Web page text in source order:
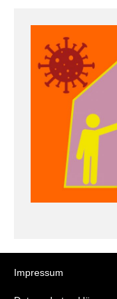
Impressum